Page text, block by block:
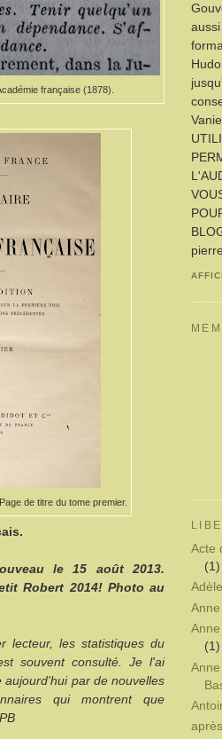
française (1878).
de titre du tome premier.
le 15 août 2013.
Robert 2014! Photo au
lecteur, les statistiques du
souvent consulté. Je l'ai
par de nouvelles
qui montrent que
Acte
(1)
(1)